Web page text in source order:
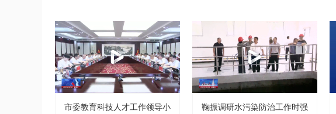
市委教育科技人才工作领导小
鞠振调研水污染防治工作时强